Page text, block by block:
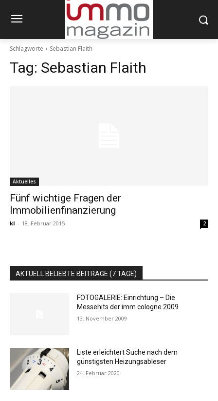
Schlagworte Sebastian Flaith
Tag: Sebastian Flaith
Aktuelles
Fünf wichtige Fragen der
Immobilienfinanzierung
kl - 18. Februar 2015 2
AKTUELL BELIEBTE BEITRÄGE (7 TAGE)
FOTOGALERIE: Einrichtung – Die
Messehits der imm cologne 2009
13. November 2009
Liste erleichtert Suche nach dem
günstigsten Heizungsableser
24. Februar 2020